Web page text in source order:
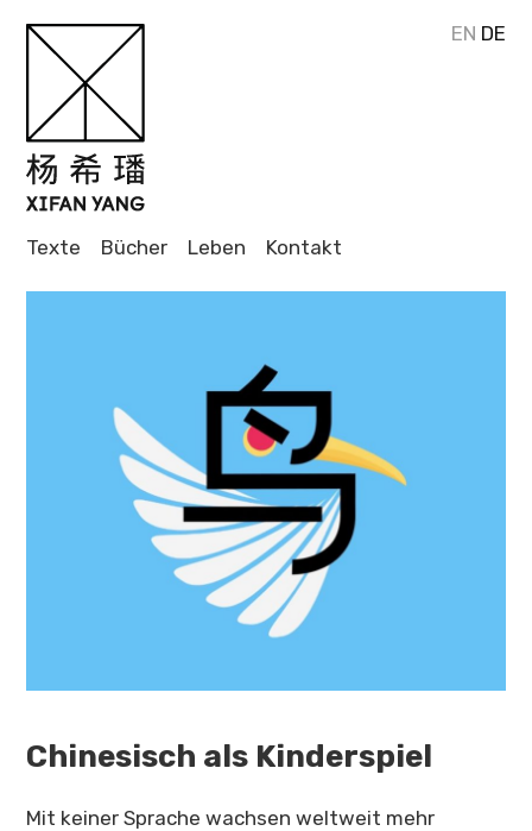
XIFAN
EN DE
Texte Bücher Leben Kontakt
Chinesisch als Kinderspiel
Mit keiner Sprache wachsen weltweit mehr